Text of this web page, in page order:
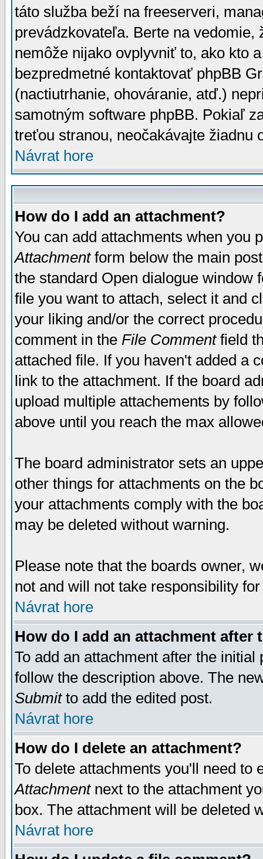
táto služba beží na freeserveri,
prevádzkovateľa. Berte na vedomie,
nemôže nijako ovplyvniť to, ako kto
bezpredmetné kontaktovať phpBB
(nactiutrhanie, ohováranie, atď.)
samotným software phpBB. Pokiaľ
treťou stranou, neočakávajte žiadnu
Návrat hore
How do I add an attachment?
You can add attachments when you
Attachmentform below the main
the standard Open dialogue window
file you want to attach, select it and
your liking and/or the correct
comment in the File Commentfield
attached file. If you haven't added a
link to the attachment. If the board
upload multiple attachements by
above until you reach the max
The board administrator sets an
other things for attachments on the
your attachments comply with the
may be deleted without warning.
Please note that the boards owner,
not and will not take responsibility
Návrat hore
How do I add an attachment after
To add an attachment after the
follow the description above. The
Submitto add the edited post.
Návrat hore
How do I delete an attachment?
To delete attachments you'll need
Attachmentnext to the attachment
box. The attachment will be deleted
Návrat hore